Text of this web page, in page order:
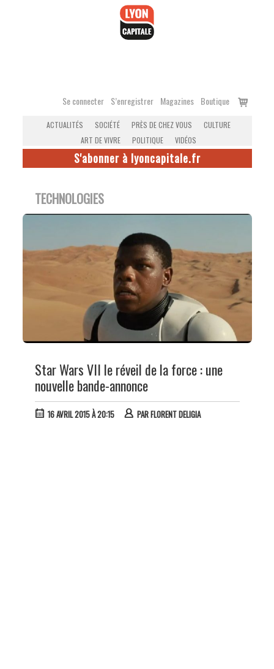
Se connecter S’enregistrer Magazines Boutique
Voir
ACTUALITÉS SOCIÉTÉ PRÈS DE CHEZ VOUS
CULTURE
ART DE VIVRE
POLITIQUE VIDÉOS
S'abonner à lyoncapitale.fr
TECHNOLOGIES
Star Wars VII le réveil de la force : une
nouvelle bande-annonce
16 AVRIL 2015 À 20:15 PARFLORENT DELIGIA